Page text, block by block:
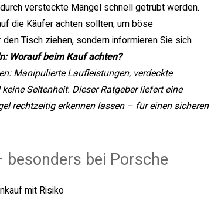
versteckte Mängel schnell getrübt werden.
die Käufer achten sollten, um böse
Tisch ziehen, sondern informieren Sie sich
Worauf beim Kauf achten?
Manipulierte Laufleistungen, verdeckte
Seltenheit. Dieser Ratgeber liefert eine
rechtzeitig erkennen lassen – für einen sicheren
besonders bei Porsche